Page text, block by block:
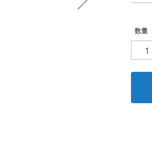
数量